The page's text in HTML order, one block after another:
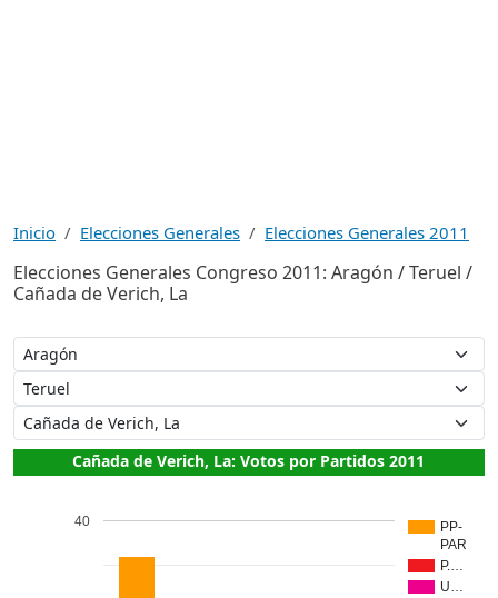
Inicio Elecciones Generales Elecciones Generales 2011
Elecciones Generales Congreso 2011: Aragón / Teruel /
Cañada de Verich, La
Cañada de Verich, La: Votos por Partidos 2011
PP-
PAR
P.…
U…
40